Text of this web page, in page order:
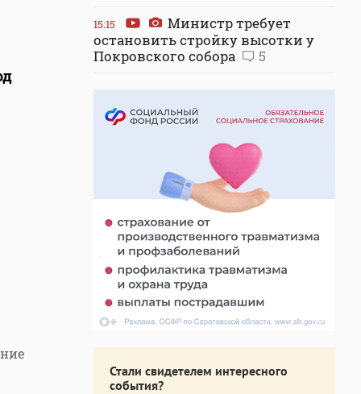
15:15
Министр требует
остановить стройку высотки у
Покровского собора
5
Стали свидетелем интересного
события?